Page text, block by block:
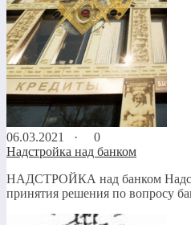
06.03.2021 ·
0
Надстройка над банком
НАДСТРОЙКА над банком
принятия решения по вопросу